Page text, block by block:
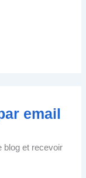
email
blog et recevoir